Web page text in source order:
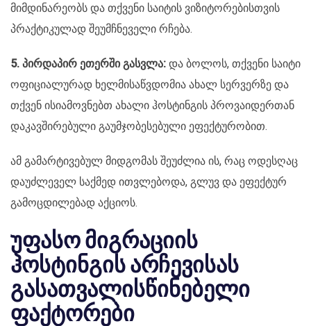
მიმდინარეობს და თქვენი საიტის ვიზიტორებისთვის
პრაქტიკულად შეუმჩნეველი რჩება.
5. პირდაპირ ეთერში გასვლა: და ბოლოს, თქვენი საიტი
ოფიციალურად ხელმისაწვდომია ახალ სერვერზე და
თქვენ ისიამოვნებთ ახალი ჰოსტინგის პროვაიდერთან
დაკავშირებული გაუმჯობესებული ეფექტურობით.
ამ გამარტივებულ მიდგომას შეუძლია ის, რაც ოდესღაც
დაუძლეველ საქმედ ითვლებოდა, გლუვ და ეფექტურ
გამოცდილებად აქციოს.
უფასო მიგრაციის
ჰოსტინგის არჩევისას
გასათვალისწინებელი
ფაქტორები